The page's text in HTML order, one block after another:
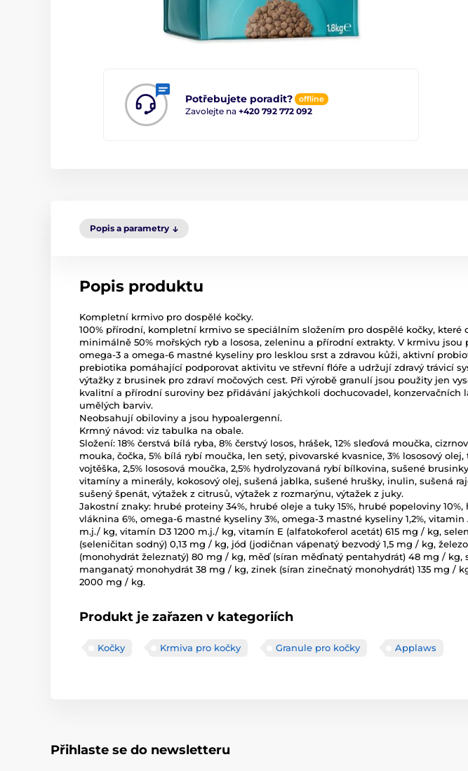
Potřebujete poradit? offline
Zavolejte na +420 792 772 092
Popis a parametry
Popis produktu
Kompletní krmivo pro dospělé kočky.
100% přírodní, kompletní krmivo se speciálním složením pro dospělé kočky, které
minimálně 50% mořských ryb a lososa, zeleninu a přírodní extrakty. V krmivu jsou
omega-3 a omega-6 mastné kyseliny pro lesklou srst a zdravou kůži, aktivní
prebiotika pomáhající podporovat aktivitu ve střevní flóře a udržují zdravý trávicí
výtažky z brusinek pro zdraví močových cest. Při výrobě granulí jsou použity jen
kvalitní a přírodní suroviny bez přidávání jakýchkoli dochucovadel, konzervačních
umělých barviv.
Neobsahují obiloviny a jsou hypoalergenní.
Krmný návod: viz tabulka na obale.
Složení: 18% čerstvá bílá ryba, 8% čerstvý losos, hrášek, 12% sleďová moučka,
mouka, čočka, 5% bílá rybí moučka, len setý, pivovarské kvasnice, 3% lososový olej,
vojtěška, 2,5% lososová moučka, 2,5% hydrolyzovaná rybí bílkovina, sušené
vitamíny a minerály, kokosový olej, sušená jablka, sušené hrušky, inulin, sušená
sušený špenát, výtažek z citrusů, výtažek z rozmarýnu, výtažek z juky.
Jakostní znaky: hrubé proteiny 34%, hrubé oleje a tuky 15%, hrubé popeloviny 10%,
vláknina 6%, omega-6 mastné kyseliny 3%, omega-3 mastné kyseliny 1,2%, vitamin
m.j./ kg, vitamín D3 1200 m.j./ kg, vitamín E (alfatokoferol acetát) 615 mg / kg, selen
(seleničitan sodný) 0,13 mg / kg, jód (jodičnan vápenatý bezvodý 1,5 mg / kg, železo
(monohydrát železnatý) 80 mg / kg, měď (síran měďnatý pentahydrát) 48 mg / kg,
manganatý monohydrát 38 mg / kg, zinek (síran zinečnatý monohydrát) 135 mg /
2000 mg / kg.
Produkt je zařazen v kategoriích
Kočky Krmiva pro kočky Granule pro kočky Applaws
Přihlaste se do newsletteru